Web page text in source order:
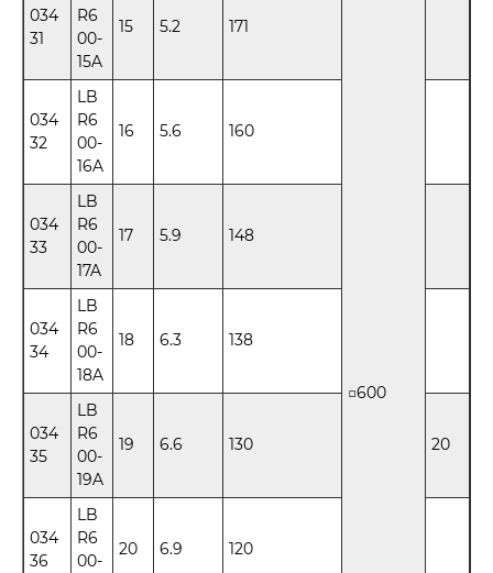
034
31
R6
00-
15A
15 5.2 171
□600
034
32
LB
R6
00-
16A
16 5.6 160
034
33
LB
R6
00-
17A
17 5.9 148
034
34
LB
R6
00-
18A
18 6.3 138
034
35
LB
R6
00-
19A
19 6.6 130 20
034
36
LB
R6
00-
20 6.9 120